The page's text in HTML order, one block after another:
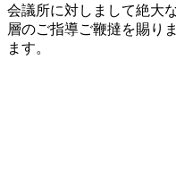
会議所に対しまして絶大
層のご指導ご鞭撻を賜り
ます。